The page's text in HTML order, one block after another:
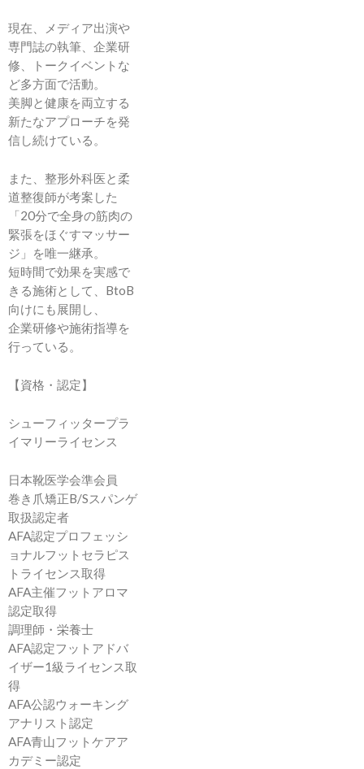
現在、メディア出演や
専門誌の執筆、企業研
修、トークイベントな
ど多方面で活動。
美脚と健康を両立する
新たなアプローチを発
信し続けている。
また、整形外科医と柔
道整復師が考案した
「20分で全身の筋肉の
緊張をほぐすマッサー
ジ」を唯一継承。
短時間で効果を実感で
きる施術として、BtoB
向けにも展開し、
企業研修や施術指導を
行っている。
【資格・認定】
シューフィッタープラ
イマリーライセンス
日本靴医学会準会員
巻き爪矯正B/Sスパンゲ
取扱認定者
AFA認定プロフェッシ
ョナルフットセラピス
トライセンス取得
AFA主催フットアロマ
認定取得
調理師・栄養士
AFA認定フットアドバ
イザー1級ライセンス取
得
AFA公認ウォーキング
アナリスト認定
AFA青山フットケアア
カデミー認定